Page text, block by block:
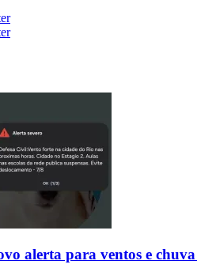
alerta para ventos e